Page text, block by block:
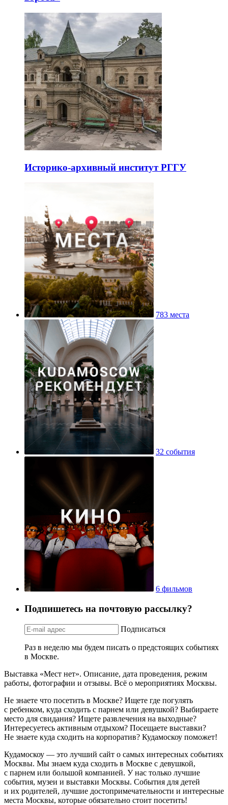
Историко-архивный институт РГГУ
783 места
32 события
6 фильмов
Подпишетесь на почтовую рассылку?
Подписаться
Раз в неделю мы будем писать о предстоящих событиях
в Москве.
Выставка «Мест нет». Описание, дата проведения, режим
работы, фотографии и отзывы. Всё о мероприятиях Москвы.
Не знаете что посетить в Москве? Ищете где погулять
с ребенком, куда сходить с парнем или девушкой? Выбираете
место для свидания? Ищете развлечения на выходные?
Интересуетесь активным отдыхом? Посещаете выставки?
Не знаете куда сходить на корпоратив? Кудамоскоу поможет!
Кудамоскоу — это лучший сайт о самых интересных событиях
Москвы. Мы знаем куда сходить в Москве с девушкой,
с парнем или большой компанией. У нас только лучшие
события, музеи и выставки Москвы. События для детей
и их родителей, лучшие достопримечательности и интересные
места Москвы, которые обязательно стоит посетить!